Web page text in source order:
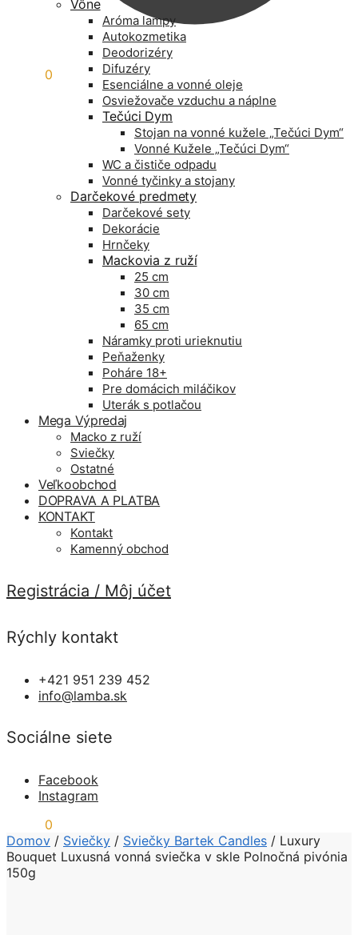
0
Vône
Aróma lampy
Autokozmetika
Deodorizéry
Difuzéry
Esenciálne a vonné oleje
Osviežovače vzduchu a náplne
Tečúci Dym
Stojan na vonné kužele „Tečúci Dym“
Vonné Kužele „Tečúci Dym“
WC a čističe odpadu
Vonné tyčinky a stojany
Darčekové predmety
Darčekové sety
Dekorácie
Hrnčeky
Mackovia z ruží
25 cm
30 cm
35 cm
65 cm
Náramky proti urieknutiu
Peňaženky
Poháre 18+
Pre domácich miláčikov
Uterák s potlačou
Mega Výpredaj
Macko z ruží
Sviečky
Ostatné
Veľkoobchod
DOPRAVA A PLATBA
KONTAKT
Kontakt
Kamenný obchod
Registrácia / Môj účet
Rýchly kontakt
+421 951 239 452
info@lamba.sk
Sociálne siete
Facebook
Instagram
0
Domov / Sviečky / Sviečky Bartek Candles / Luxury
Bouquet Luxusná vonná sviečka v skle Polnočná pivónia
150g